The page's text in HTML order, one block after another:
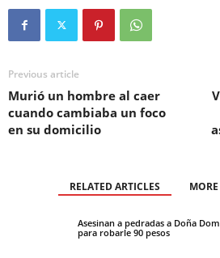
Previous article
Murió un hombre al caer
cuando cambiaba un foco
en su domicilio
RELATED ARTICLES
Asesinan a pedradas a Doña
para robarle 90 pesos